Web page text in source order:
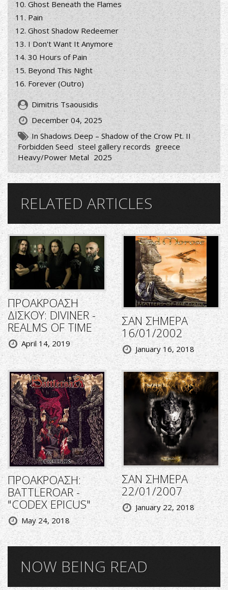
Ghost Beneath the Flames
Pain
Ghost Shadow Redeemer
I Don't Want It Anymore
30 Hours of Pain
Beyond This Night
Forever (Outro)
Dimitris Tsaousidis
December 04, 2025
In Shadows Deep – Shadow of the Crow Pt. II
Forbidden Seed steel gallery records greece
Heavy/Power Metal 2025
RELATED ARTICLES
ΠΡΟΑΚΡΟΑΣΗ
ΔΙΣΚΟΥ: DIVINER -
REALMS OF TIME
April 14, 2019
ΣΑΝ ΣΗΜΕΡΑ
16/01/2002
January 16, 2018
ΠΡΟΑΚΡΟΑΣΗ:
BATTLEROAR -
"CODEX EPICUS"
May 24, 2018
ΣΑΝ ΣΗΜΕΡΑ
22/01/2007
January 22, 2018
NOW BEING READ